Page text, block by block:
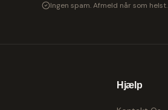
Ingen spam. Afmeld når som helst.
Hjælp